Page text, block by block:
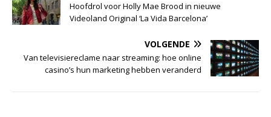
Hoofdrol voor Holly Mae Brood in nieuwe
Videoland Original ‘La Vida Barcelona’
VOLGENDE
Van televisiereclame naar streaming: hoe online
casino’s hun marketing hebben veranderd